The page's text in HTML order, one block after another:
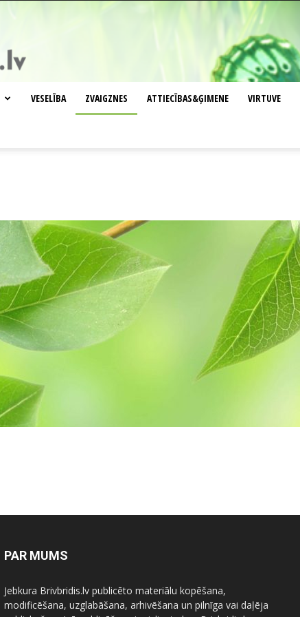
VESELĪBA ZVAIGZNES ATTIECĪBAS&ĢIMENE VIRTUVE
PAR MUMS
Jebkura Brivbridis.lv publicēto materiālu kopēšana,
modificēšana, uzglabāšana, arhivēšana un pilnīga vai daļēja